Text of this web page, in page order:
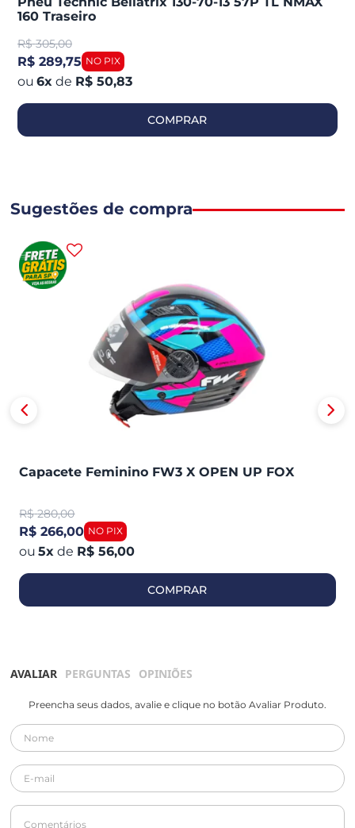
160 Traseiro
R$ 305,00
R$ 289,75
6x de R$ 50,83
COMPRAR
Sugestões de compra
Capacete Feminino FW3 X OPEN UP FOX
R$ 280,00
R$ 266,00
5x de R$ 56,00
COMPRAR
AVALIAR PERGUNTAS OPINIÕES
Preencha seus dados, avalie e clique no botão Avaliar Produto.